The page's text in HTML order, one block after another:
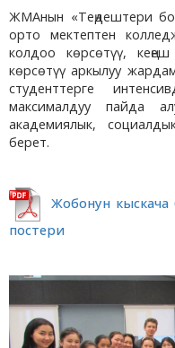
ЖМАнын «Теңдештери
орто мектептен
колдоо көрсөтүү,
көрсөтүү аркылуу
студенттерге
максималдуу пайда
академиялык,
берет.
Жобонун кыскача
постери